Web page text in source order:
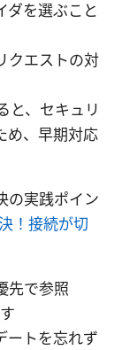
ダを選ぶこと
クエストの対
と、セキュリ
め、早期対応
の実践ポイン
！接続が切
先で参照
ートを忘れず